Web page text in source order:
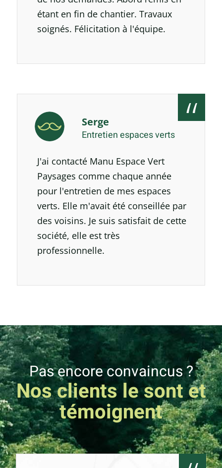
étant en fin de chantier. Travaux
soignés. Félicitation à l'équipe.
Serge
Entretien espaces verts
J'ai contacté Manu Espace Vert
Paysages comme chaque année
pour l'entretien de mes espaces
verts. Elle m'avait été conseillée par
des voisins. Je suis satisfait de cette
société, elle est très
professionnelle.
Pas encore convaincus ?
Nos clients le sont et
témoignent